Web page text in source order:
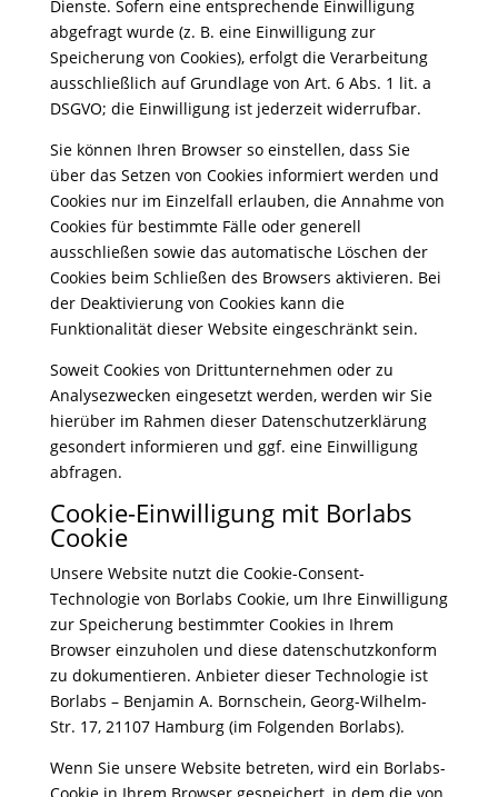
Dienste. Sofern eine entsprechende Einwilligung
abgefragt wurde (z. B. eine Einwilligung zur
Speicherung von Cookies), erfolgt die Verarbeitung
ausschließlich auf Grundlage von Art. 6 Abs. 1 lit. a
DSGVO; die Einwilligung ist jederzeit widerrufbar.
Sie können Ihren Browser so einstellen, dass Sie
über das Setzen von Cookies informiert werden und
Cookies nur im Einzelfall erlauben, die Annahme von
Cookies für bestimmte Fälle oder generell
ausschließen sowie das automatische Löschen der
Cookies beim Schließen des Browsers aktivieren. Bei
der Deaktivierung von Cookies kann die
Funktionalität dieser Website eingeschränkt sein.
Soweit Cookies von Drittunternehmen oder zu
Analysezwecken eingesetzt werden, werden wir Sie
hierüber im Rahmen dieser Datenschutzerklärung
gesondert informieren und ggf. eine Einwilligung
abfragen.
Cookie-Einwilligung mit Borlabs
Cookie
Unsere Website nutzt die Cookie-Consent-
Technologie von Borlabs Cookie, um Ihre Einwilligung
zur Speicherung bestimmter Cookies in Ihrem
Browser einzuholen und diese datenschutzkonform
zu dokumentieren. Anbieter dieser Technologie ist
Borlabs – Benjamin A. Bornschein, Georg-Wilhelm-
Str. 17, 21107 Hamburg (im Folgenden Borlabs).
Wenn Sie unsere Website betreten, wird ein Borlabs-